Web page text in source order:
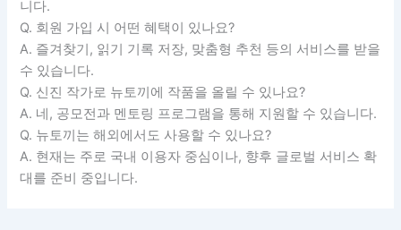
니다.
Q. 회원 가입 시 어떤 혜택이 있나요?
A. 즐겨찾기, 읽기 기록 저장, 맞춤형 추천 등의 서비스를 받을
수 있습니다.
Q. 신진 작가로 뉴토끼에 작품을 올릴 수 있나요?
A. 네, 공모전과 멘토링 프로그램을 통해 지원할 수 있습니다.
Q. 뉴토끼는 해외에서도 사용할 수 있나요?
A. 현재는 주로 국내 이용자 중심이나, 향후 글로벌 서비스 확
대를 준비 중입니다.